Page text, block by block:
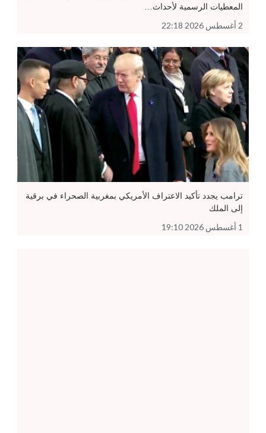
المعطيات الرسمية لأحداث…
2 أغسطس 2026 22:18
ترامب يجدد تأكيد الاعتراف الأمريكي بمغربية الصحراء في برقية
إلى الملك
1 أغسطس 2026 19:10